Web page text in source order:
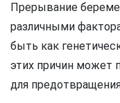
Прерывание
различными
быть как
этих причин может
для